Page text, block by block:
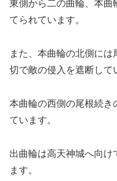
東側から二の曲輪、本曲
てられています。
また、本曲輪の北側に
切で敵の侵入を遮断して
本曲輪の西側の尾根続き
ています。
出曲輪は高天神城へ向け
ます。